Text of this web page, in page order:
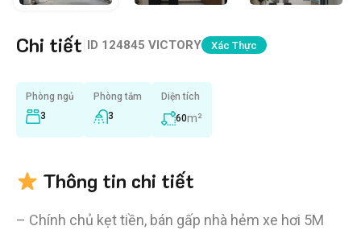
Chi tiết ID 124845 VICTORY Xác Thực
Phòng ngủ
3
Phòng tắm
3
Diện tích
60m²
Thông tin chi tiết
– Chính chủ kẹt tiền, bán gấp nhà hẻm xe hơi 5M